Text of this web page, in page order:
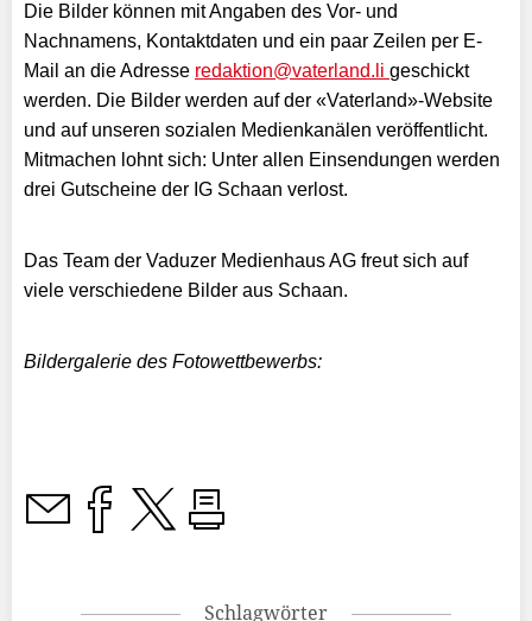
Die Bilder können mit Angaben des Vor- und
Nachnamens, Kontaktdaten und ein paar Zeilen per E-
Mail an die Adresse redaktion@vaterland.li geschickt
werden. Die Bilder werden auf der «Vaterland»-Website
und auf unseren sozialen Medienkanälen veröffentlicht.
Mitmachen lohnt sich: Unter allen Einsendungen werden
drei Gutscheine der IG Schaan verlost.
Das Team der Vaduzer Medienhaus AG freut sich auf
viele verschiedene Bilder aus Schaan.
Bildergalerie des Fotowettbewerbs:
Schlagwörter